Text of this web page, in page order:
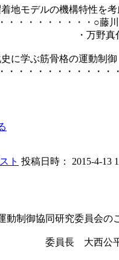
着地モデルの機構特性を
・・・・・・・・・○藤
伸（大阪ハイ
史に学ぶ筋骨格の運動制御
・・・・・・・・・・
ト 投稿日時： 2015-4-13
27
動制御協同研究委員会の
大西公平(慶應